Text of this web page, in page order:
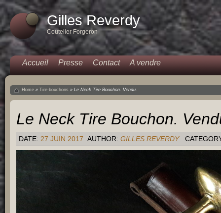
Gilles Reverdy
Coutelier Forgeron
Accueil Presse Contact A vendre
Home » Tire-bouchons » Le Neck Tire Bouchon. Vendu.
Le Neck Tire Bouchon.
DATE: 27 JUIN 2017 AUTHOR: GILLES REVERDY